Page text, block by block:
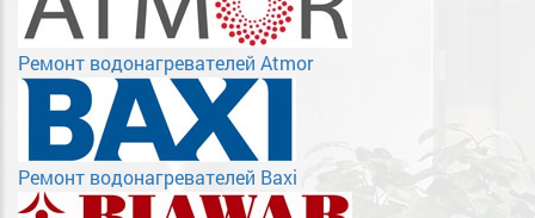
Ремонт водонагревателей Atmor
Ремонт водонагревателей Baxi